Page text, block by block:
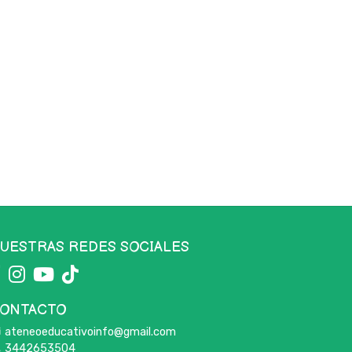
REDES SOCIALES
ateneoeducativoinfo@gmail.com
3442653504